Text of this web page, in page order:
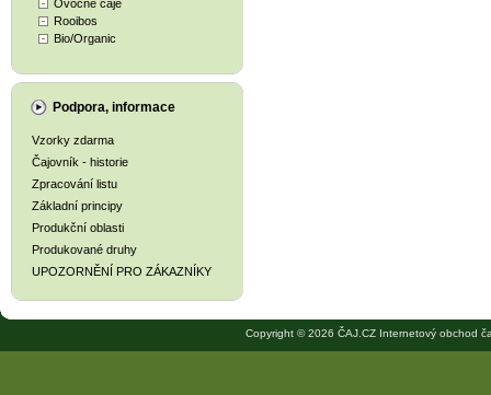
Ovocné čaje
Rooibos
Bio/Organic
Podpora, informace
Vzorky zdarma
Čajovník - historie
Zpracování listu
Základní principy
Produkční oblasti
Produkované druhy
UPOZORNĚNÍ PRO ZÁKAZNÍKY
Copyright © 2026 ČAJ.CZ Internetový obchod